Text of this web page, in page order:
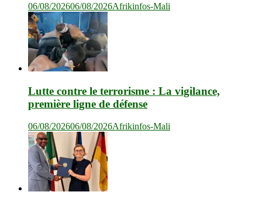
06/08/202606/08/2026Afrikinfos-Mali
Lutte contre le terrorisme : La vigilance,
première ligne de défense
06/08/202606/08/2026Afrikinfos-Mali